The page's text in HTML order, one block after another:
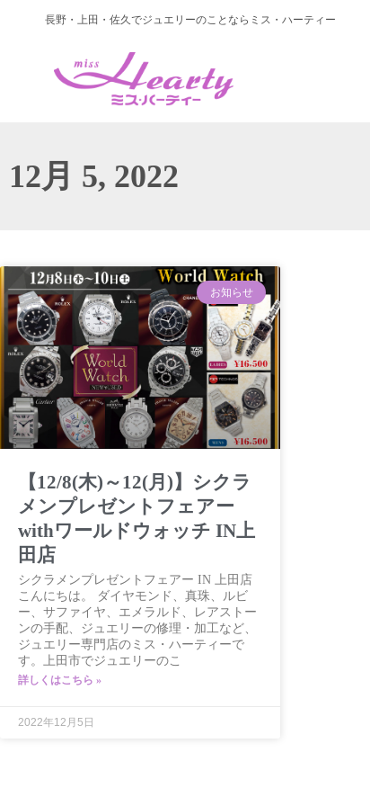
長野・上田・佐久でジュエリーのことならミス・ハーティー
12月 5, 2022
お知らせ
【12/8(木)～12(月)】シクラ
メンプレゼントフェアー
withワールドウォッチ IN上
田店
シクラメンプレゼントフェアー IN 上田店
こんにちは。 ダイヤモンド、真珠、ルビ
ー、サファイヤ、エメラルド、レアストー
ンの手配、ジュエリーの修理・加工など、
ジュエリー専門店のミス・ハーティーで
す。上田市でジュエリーのこ
詳しくはこちら »
2022年12月5日